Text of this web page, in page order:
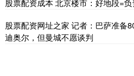
股票配资成本 北京楼市：好地段=
股票配资网址之家 记者：巴萨准备
迪奥尔，但曼城不愿谈判